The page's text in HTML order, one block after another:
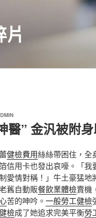
醫” 金汎被附
蕾健檢費用絲絲帶困住，全
信用卡也發出哀嚎。「我
愛情對稱！」牛土豪猛地
舊自動販餐飲業體檢賣機
苦的呻吟。 一般勞工健檢
檢成了她追求完美平衡勞